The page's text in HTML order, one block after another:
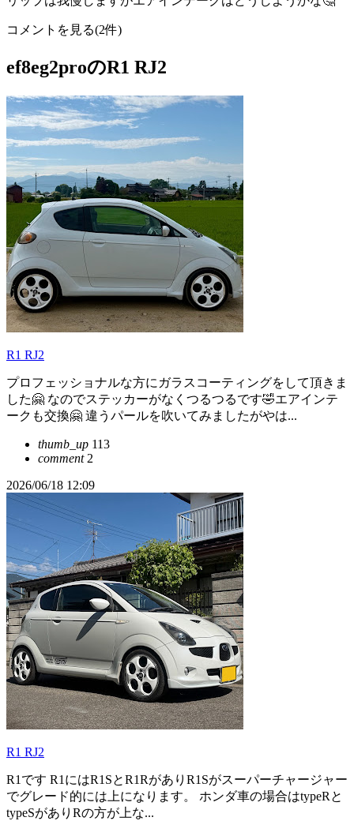
コメントを見る(2件)
ef8eg2proのR1 RJ2
R1 RJ2
プロフェッショナルな方にガラスコーティングをして頂きま
した🤗 なのでステッカーがなくつるつるです🤣エアインテ
ークも交換🤗 違うパールを吹いてみましたがやは...
thumb_up 113
comment2
2026/06/18 12:09
R1 RJ2
R1です R1にはR1SとR1RがありR1Sがスーパーチャージャー
でグレード的には上になります。 ホンダ車の場合はtypeRと
typeSがありRの方が上な...